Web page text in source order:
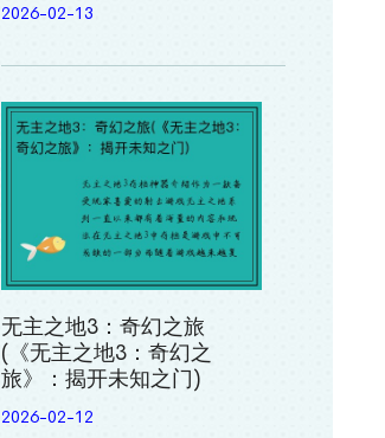
2026-02-13
无主之地3：奇幻之旅
(《无主之地3：奇幻之
旅》：揭开未知之门)
2026-02-12